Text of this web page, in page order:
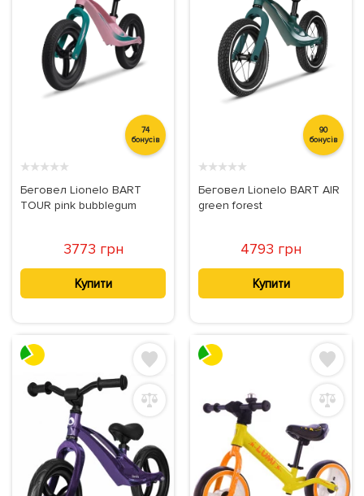
74
бонусів
★★★★★
Беговел Lionelo BART
TOUR pink bubblegum
3773 грн
Купити
90
бонусів
★★★★★
Беговел Lionelo BART AIR
green forest
4793 грн
Купити